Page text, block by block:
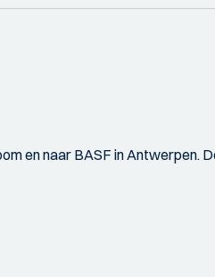
en naar BASF in Antwerpen.